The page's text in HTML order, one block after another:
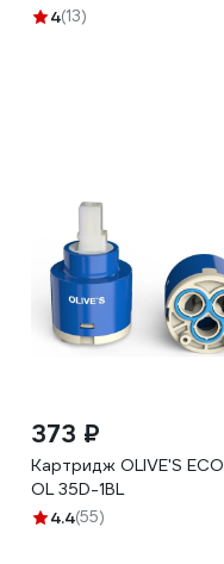
МОЦБА TSB-731-G05
4(13)
373 ₽
Картридж OLIVE'S ECO
OL 35D-1BL
4.4(55)